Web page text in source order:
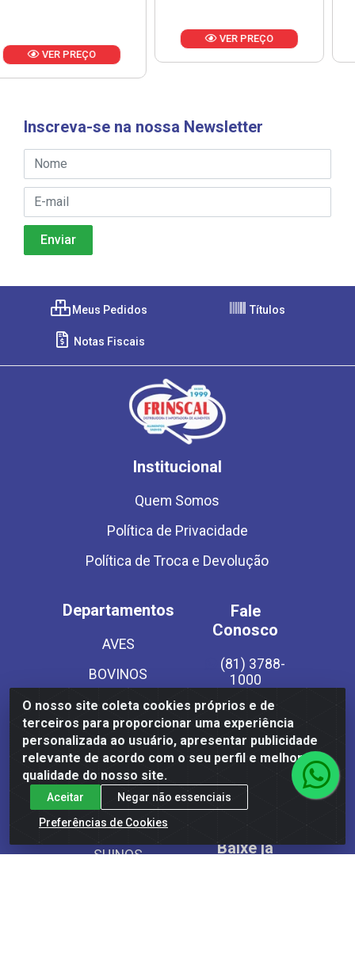
VER PREÇO
Inscreva-se na nossa Newsletter
O nosso site coleta cookies próprios e de
terceiros para proporcionar uma experiência
personalizada ao usuário, apresentar publicidade
relevante de acordo com o seu perfil e melhorar a
qualidade do nosso site.
Aceitar
Negar não essenciais
Preferências de Cookies
Meus Pedidos Títulos
Notas Fiscais
Institucional
Quem Somos
Política de Privacidade
Política de Troca e Devolução
Departamentos
AVES
BOVINOS
CHARQUEADOS
EMBUTIDOS
LATICINIOS
PESCADOS
SECOS
SUINOS
Fale
Conosco
(81) 3788-
1000
Instagram
Site Seguro
Baixe já